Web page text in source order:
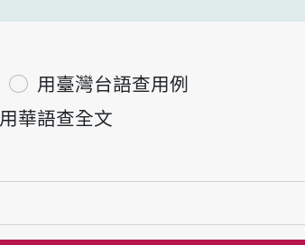
用臺灣台語查用例
用華語查全文